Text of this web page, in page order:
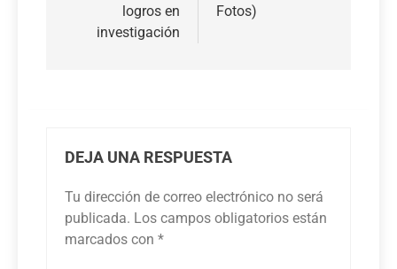
logros en
investigación
Fotos)
DEJA UNA RESPUESTA
Tu dirección de correo electrónico no será
publicada. Los campos obligatorios están
marcados con *